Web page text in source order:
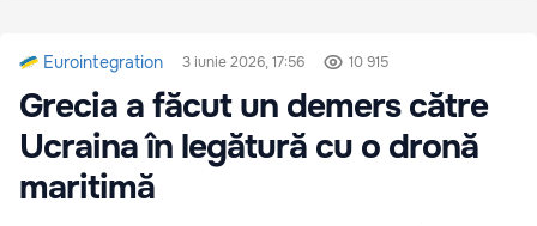
Eurointegration 3 iunie 2026, 17:56 10 915
Grecia a făcut un demers către
Ucraina în legătură cu o dronă
maritimă